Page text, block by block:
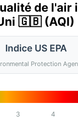
de l'air
🇬🇧 (AQI)
Indice US EPA
Protection
3 4